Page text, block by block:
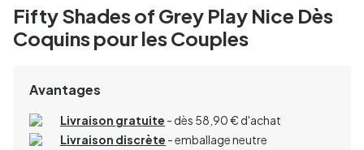
Fifty Shades of Grey Play Nice Dès
Coquins pour les Couples
Avantages
Livraison gratuite - dès 58,90 € d'achat
Livraison discrète - emballage neutre